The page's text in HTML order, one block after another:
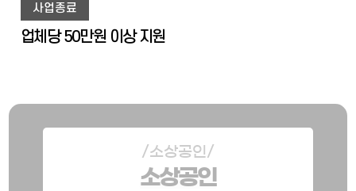
사업종료
업체당 50만원 이상 지원
/소상공인/
소상공인